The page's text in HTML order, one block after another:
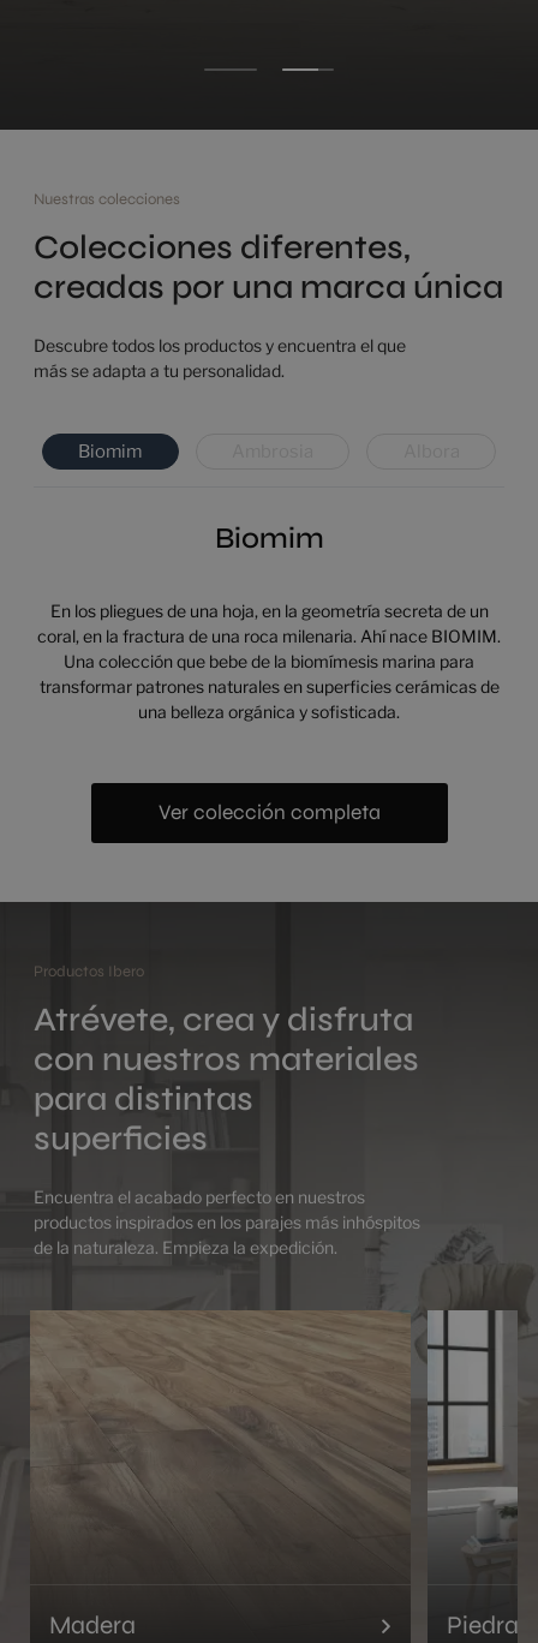
Nuestras colecciones
Colecciones diferentes,
creadas por una marca única
Descubre todos los productos y encuentra el que
más se adapta a tu personalidad.
Biomim
Biomim
En los pliegues de una hoja, en la geometría secreta de un
coral, en la fractura de una roca milenaria. Ahí nace BIOMIM.
Una colección que bebe de la biomímesis marina para
transformar patrones naturales en superficies cerámicas de
una belleza orgánica y sofisticada.
Ver colección completa
Productos Ibero
Atrévete, crea y disfruta
con nuestros materiales
para distintas
superficies
Encuentra el acabado perfecto en nuestros
productos inspirados en los parajes más inhóspitos
de la naturaleza. Empieza la expedición.
Madera Piedra